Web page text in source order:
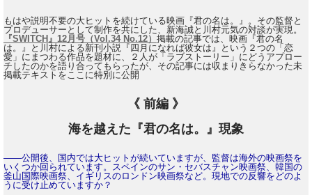
もはや説明不要の大ヒットを続けている映画『君の名は。』。その監督と
プロデューサーとして制作を共にした、新海誠と川村元気の対談が実現。
『SWITCH』12月号（Vol.34 No.12） 掲載の記事では、映画『君の名
は。』と川村による新刊小説『四月になれば彼女は』という２つの「恋
愛」にまつわる作品を題材に、２人が「ラブストーリー」にどうアプロー
チしたのかを語り合ってもらったが、その記事には収まりきらなかった未
掲載テキストをここに特別に公開
《 前編 》
海を越えた『君の名は。』現象
――公開後、国内では大ヒットが続いていますが、監督は海外の映画祭を
いくつか回られています。スペインのサン・セバスチャン映画祭、韓国の
釜山国際映画祭、イギリスのロンドン映画祭など。現地での反響をどのよ
うに受け止めていますか？